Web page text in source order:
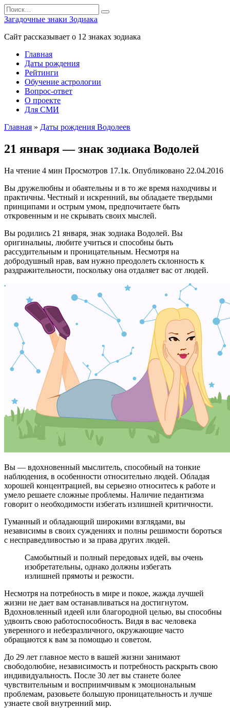
Перейти
к
содержанию
Search
for:
Загадочные знаки Зодиака
Сайт рассказывает о 12 знаках зодиака
Главная
Даты рождения
Рейтинги
Обучение астрологии
Вопрос-ответ
О проекте
Для СМИ
Главная » Даты рождения Водолеев
21 января — знак зодиака Водолей
На чтение 4 мин Просмотров 17.1к. Опубликовано 22.04.2016
Вы дружелюбны и обаятельны и в то же время находчивы и
практичны. Честный и искренний, вы обладаете твердыми
принципами и острым умом, предпочитаете быть
откровенным и не скрывать своих мыслей.
Вы родились 21 января, знак зодиака Водолей. Вы
оригинальны, любите учиться и способны быть
рассудительным и проницательным. Несмотря на
добродушный нрав, вам нужно преодолеть склонность к
раздражительности, поскольку она отдаляет вас от людей.
Вы — вдохновенный мыслитель, способный на тонкие
наблюдения, в особенности относительно людей. Обладая
хорошей концентрацией, вы серьезно относитесь к работе и
умело решаете сложные проблемы. Наличие педантизма
говорит о необходимости избегать излишней критичности.
Гуманный и обладающий широкими взглядами, вы
независимы в своих суждениях и полны решимости бороться
с несправедливостью и за права других людей.
Самобытный и полный передовых идей, вы очень
изобретательны, однако должны избегать
излишней прямоты и резкости.
Несмотря на потребность в мире и покое, жажда лучшей
жизни не дает вам останавливаться на достигнутом.
Вдохновленный идеей или благородной целью, вы способны
удвоить свою работоспособность. Видя в вас человека
уверенного и небезразличного, окружающие часто
обращаются к вам за помощью и советом.
До 29 лет главное место в вашей жизни занимают
свободолюбие, независимость и потребность раскрыть свою
индивидуальность. После 30 лет вы станете более
чувствительным и восприимчивым к эмоциональным
проблемам, разовьете большую проницательность и лучше
узнаете свой внутренний мир.